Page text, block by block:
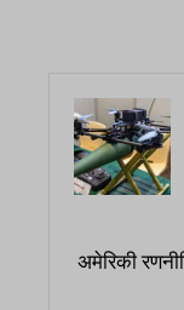
अमेरिकी